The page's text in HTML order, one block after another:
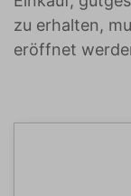
zu erhalten,
eröffnet